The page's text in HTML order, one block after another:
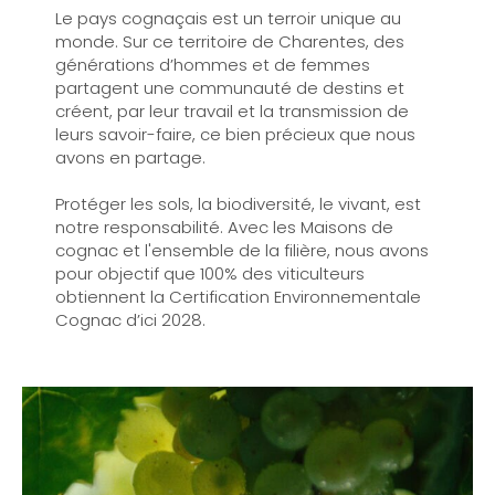
Le pays cognaçais est un terroir unique au
monde. Sur ce territoire de Charentes, des
générations d’hommes et de femmes
partagent une communauté de destins et
créent, par leur travail et la transmission de
leurs savoir-faire, ce bien précieux que nous
avons en partage.
Protéger les sols, la biodiversité, le vivant, est
notre responsabilité. Avec les Maisons de
cognac et l'ensemble de la filière, nous avons
pour objectif que 100% des viticulteurs
obtiennent la Certification Environnementale
Cognac d’ici 2028.